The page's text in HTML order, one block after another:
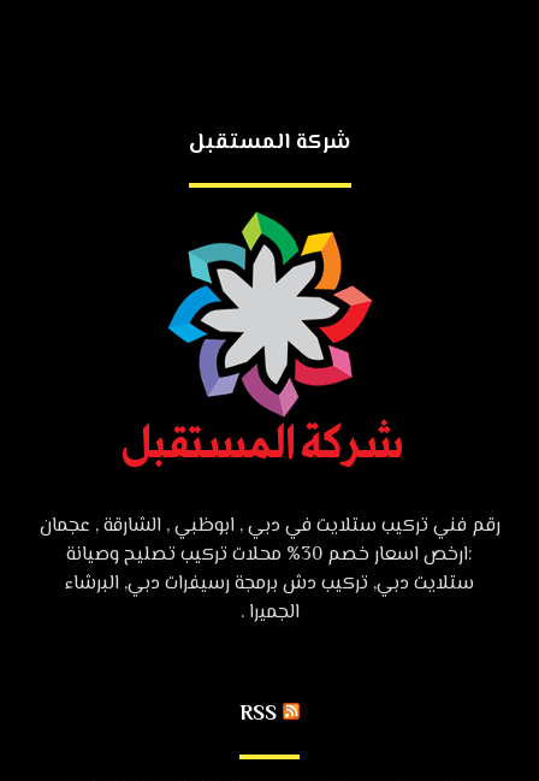
شركة المستقبل
رقم فني تركيب ستلايت في دبي , ابوظبي , الشارقة , عجمان
:ارخص اسعار خصم 30% محلات تركيب تصليح وصيانة
ستلايت دبي, تركيب دش برمجة رسيفرات دبي, البرشاء
الجميرا .
RSS